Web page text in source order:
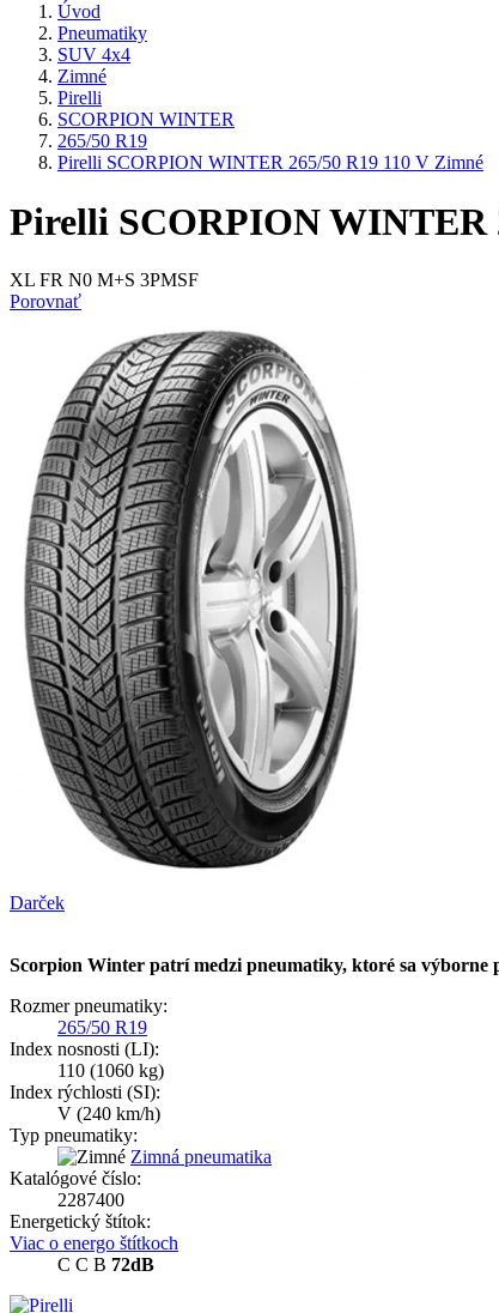
Úvod
Pneumatiky
SUV 4x4
Zimné
Pirelli
SCORPION WINTER
265/50 R19
Pirelli SCORPION WINTER 265/50 R19 110 V Zimné
Pirelli SCORPION WINTER
XL FR N0 M+S 3PMSF
Porovnať
Darček
Scorpion Winter patrí medzi pneumatiky, ktoré sa
Rozmer pneumatiky:
265/50 R19
Index nosnosti (LI):
110 (1060 kg)
Index rýchlosti (SI):
V (240 km/h)
Typ pneumatiky:
Zimná pneumatika
Katalógové číslo:
2287400
Energetický štítok:
Viac o energo štítkoch
C C B 72dB